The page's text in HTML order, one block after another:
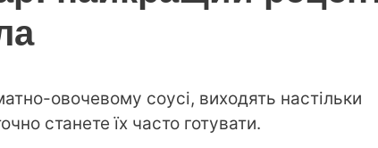
овочевому соусі, виходять настільки
станете їх часто готувати.